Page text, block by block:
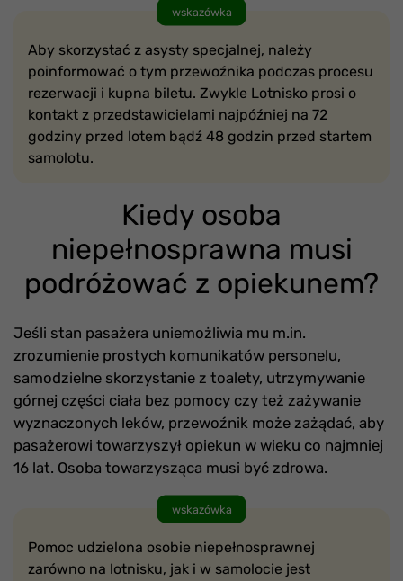
wskazówka
Aby skorzystać z asysty specjalnej, należy
poinformować o tym przewoźnika podczas procesu
rezerwacji i kupna biletu. Zwykle Lotnisko prosi o
kontakt z przedstawicielami najpóźniej na 72
godziny przed lotem bądź 48 godzin przed startem
samolotu.
Kiedy osoba
niepełnosprawna musi
podróżować z opiekunem?
Jeśli stan pasażera uniemożliwia mu m.in.
zrozumienie prostych komunikatów personelu,
samodzielne skorzystanie z toalety, utrzymywanie
górnej części ciała bez pomocy czy też zażywanie
wyznaczonych leków, przewoźnik może zażądać, aby
pasażerowi towarzyszył opiekun w wieku co najmniej
16 lat. Osoba towarzysząca musi być zdrowa.
wskazówka
Pomoc udzielona osobie niepełnosprawnej
zarówno na lotnisku, jak i w samolocie jest